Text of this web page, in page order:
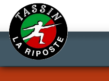
Panneau de gestion des cookies